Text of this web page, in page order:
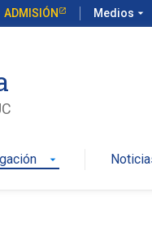
ADMISIÓN Medios arrow_drop_down
arrow_drop_down